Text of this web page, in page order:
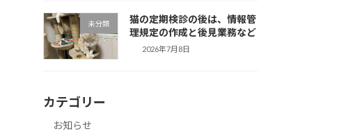
未分類
猫の定期検診の後は、情報管
理規定の作成と後見業務など
2026年7月8日
カテゴリー
お知らせ